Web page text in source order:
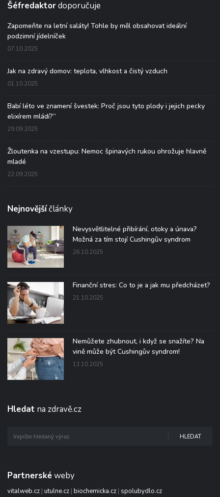
Šéfredaktordoporučuje
Zapomeňte na letní saláty! Tohle by měl obsahovat ideální
podzimní jídelníček
07.10.2025
Jak na zdravý domov: teplota, vlhkost a čistý vzduch
01.10.2025
Babí léto ve znamení švestek: Proč jsou tyto plody i jejich pecky
elixírem mládí?“
29.09.2025
Žloutenka na vzestupu: Nemoc špinavých rukou ohrožuje hlavně
mladé
22.09.2025
Nejnovějšíčlánky
Nevysvětlitelné přibírání, otoky a únava?
Možná za tím stojí Cushingův syndrom
26.10.2025
Finanční stres: Co to je a jak mu předcházet?
21.10.2025
Nemůžete zhubnout, i když se snažíte? Na
vině může být Cushingův syndrom!
13.10.2025
Hledat na zdravě.cz
HLEDAT
Partnerské weby
vitalweb.cz utulne.cz biochemicka.cz spolubydlo.cz